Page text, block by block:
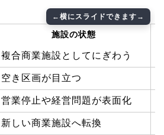
施設の状態
複合商業施設としてにぎわう
空き区画が目立つ
営業停止や経営問題が表面化
新しい商業施設へ転換